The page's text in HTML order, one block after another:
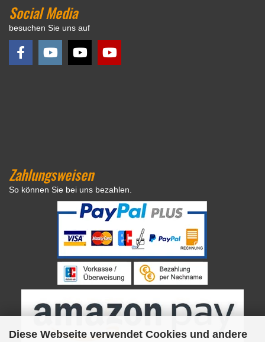
Diese Webseite verwendet Cookies und andere
Social Media
besuchen Sie uns auf
Zahlungsweisen
So können Sie bei uns bezahlen.